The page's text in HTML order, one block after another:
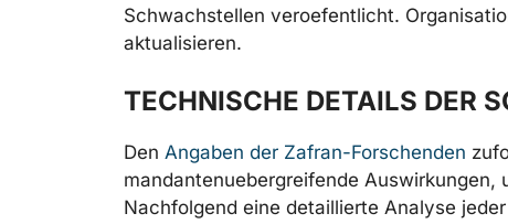
Schwachstellen veroefentlicht.
aktualisieren.
TECHNISCHE DETAILS DER
Den Angaben der Zafran-Forschenden
mandantenuebergreifende
Nachfolgend eine detaillierte Analyse